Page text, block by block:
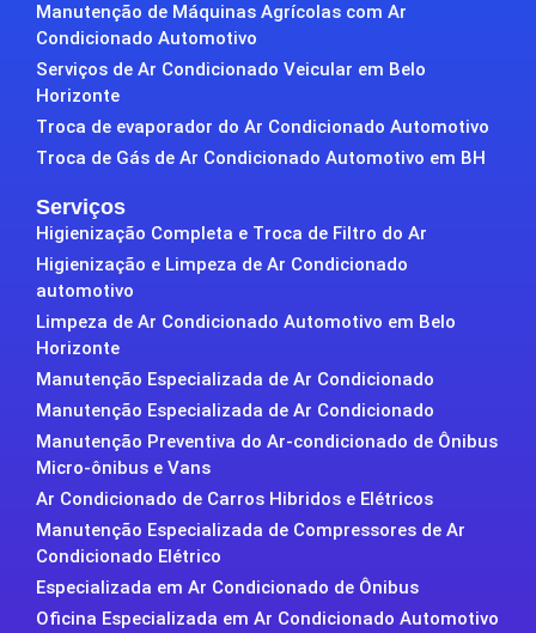
Manutenção de Máquinas Agrícolas com Ar
Condicionado Automotivo
Serviços de Ar Condicionado Veicular em Belo
Horizonte
Troca de evaporador do Ar Condicionado Automotivo
Troca de Gás de Ar Condicionado Automotivo em BH
Serviços
Higienização Completa e Troca de Filtro do Ar
Higienização e Limpeza de Ar Condicionado
automotivo
Limpeza de Ar Condicionado Automotivo em Belo
Horizonte
Manutenção Especializada de Ar Condicionado
Manutenção Especializada de Ar Condicionado
Manutenção Preventiva do Ar-condicionado de Ônibus
Micro-ônibus e Vans
Ar Condicionado de Carros Hibridos e Elétricos
Manutenção Especializada de Compressores de Ar
Condicionado Elétrico
Especializada em Ar Condicionado de Ônibus
Oficina Especializada em Ar Condicionado Automotivo